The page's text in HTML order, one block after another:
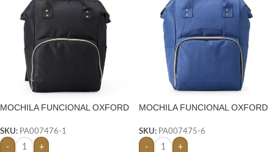
MOCHILA FUNCIONAL OXFORD
SKU: PA007476-1
- +
MOCHILA FUNCIONAL OXFORD
SKU: PA007475-6
- +